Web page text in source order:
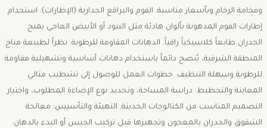
وفخامة الرخام وبأسعار مناسبة. ​الفوم والبراقع الجدارية (الإطارات): استخدام
إطارات الفوم المدهونة بألوان هادئة مثل النيود أو الأبيض العاجي يمنح
الجدران طابعاً كلاسيكياً راقياً. ​الدهانات المقاومة للرطوبة: نظراً لطبيعة مناخ
المنطقة الشرقية، يُنصح دائماً باستخدام دهانات أساسية وتشهيلية مقاومة
للرطوبة وسهلة التنظيف. ​خطوات العمل للوصول إلى تشطيب مثالي ​
المعاينة والتخطيط: دراسة المساحة، وتحديد نوع الإضاءة المطلوب، واختيار
التصميم المناسب من الكتالوجات الحديثة. ​التهيئة والتأسيس: معالجة
الشقوق والجدران بالمعجون وتجهيزها قبل تركيب الجبس أو البدء بالدهان. ​